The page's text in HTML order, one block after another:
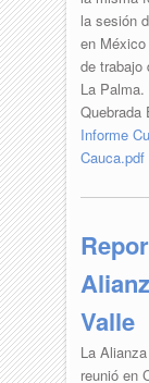
la sesión
en
de trabajo
La
Quebrada
Informe
Cauca.pdf
Valle
La
reunió en